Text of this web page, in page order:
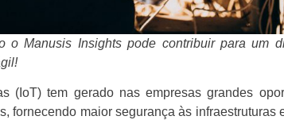
o Manusis Insights pode contribuir para um
(IoT) tem gerado nas empresas grandes
fornecendo maior segurança às infraestruturas